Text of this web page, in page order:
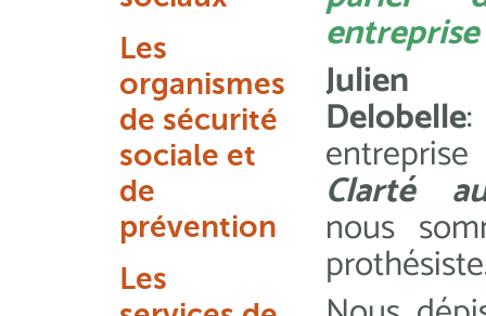
Les
organismes
de sécurité
sociale et
de
prévention
Les
entreprise
Julien
Delobelle
Clarté
nous